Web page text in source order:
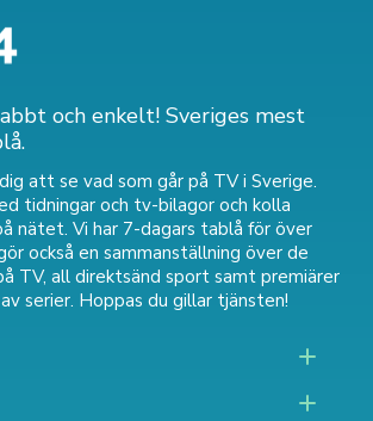
och enkelt! Sveriges mest
att se vad som går på TV i Sverige.
tidningar och tv-bilagor och kolla
nätet. Vi har 7-dagars tablå för över
också en sammanställning över de
TV, all direktsänd sport samt premiärer
serier. Hoppas du gillar tjänsten!